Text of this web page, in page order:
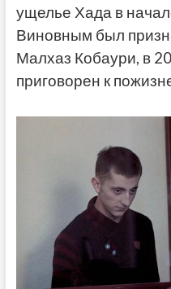
ущелье Хада в
Виновным был
Малхаз Кобаури, в
приговорен к